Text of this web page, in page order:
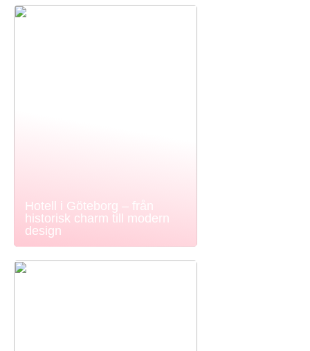
Hotell i Göteborg – från
historisk charm till modern
design